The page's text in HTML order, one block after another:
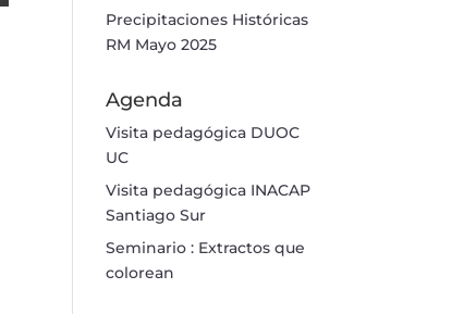
Precipitaciones Históricas
RM Mayo 2025
Agenda
Visita pedagógica DUOC
UC
Visita pedagógica INACAP
Santiago Sur
Seminario : Extractos que
colorean